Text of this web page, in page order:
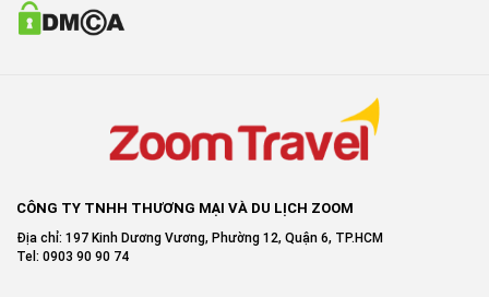
CÔNG TY TNHH THƯƠNG MẠI VÀ DU LỊCH ZOOM
Địa chỉ: 197 Kinh Dương Vương, Phường 12, Quận 6, TP.HCM
Tel: 0903 90 90 74